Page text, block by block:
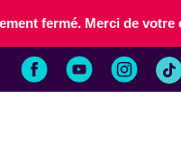
fermé. Merci de